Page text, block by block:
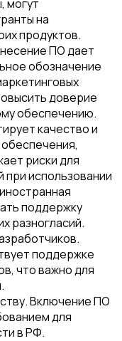
могут
на
продуктов.
ПО дает
обозначение
доверие
обеспечению.
качество и
риски для
при использовании
поддержку
разногласий.
поддержке
что важно для
Включение ПО
для
в РФ.